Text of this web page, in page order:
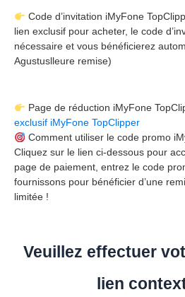
Code d’invitation iMyFone
lien exclusif pour acheter, le code
nécessaire et vous bénéficierez
Agustuslleure remise)
Page de réduction iMyFone
exclusif iMyFone TopClipper
Comment utiliser le code promo
Cliquez sur le lien ci-dessous pour
page de paiement, entrez le code
fournissons pour bénéficier d’une
limitée !
Veuillez effectuer
lien